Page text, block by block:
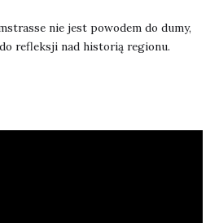
nie jest powodem do dumy,
refleksji nad historią regionu.